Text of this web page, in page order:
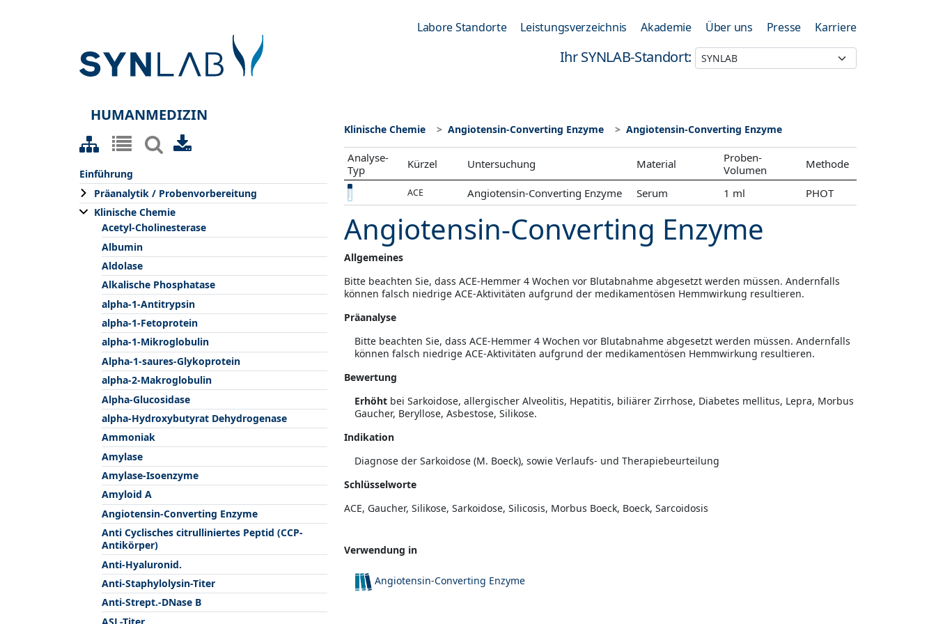
Labore Standorte Leistungsverzeichnis Akademie Über uns Presse Karriere
Ihr SYNLAB-Standort:
HUMANMEDIZIN
Einführung
Präanalytik / Probenvorbereitung
Klinische Chemie
Acetyl-Cholinesterase
Albumin
Aldolase
Alkalische Phosphatase
alpha-1-Antitrypsin
alpha-1-Fetoprotein
alpha-1-Mikroglobulin
Alpha-1-saures-Glykoprotein
alpha-2-Makroglobulin
Alpha-Glucosidase
alpha-Hydroxybutyrat Dehydrogenase
Ammoniak
Amylase
Amylase-Isoenzyme
Amyloid A
Angiotensin-Converting Enzyme
Anti Cyclisches citrulliniertes Peptid (CCP-
Antikörper)
Anti-Hyaluronid.
Anti-Staphylolysin-Titer
Anti-Strept.-DNase B
ASL-Titer
Klinische Chemie Angiotensin-Converting Enzyme Angiotensin-Converting Enzyme
Analyse-
Typ
Kürzel Untersuchung Material
Proben-
Volumen
Methode
ACE Angiotensin-Converting Enzyme Serum 1 ml PHOT
Angiotensin-Converting Enzyme
Allgemeines
Bitte beachten Sie, dass ACE-Hemmer 4 Wochen vor Blutabnahme abgesetzt werden müssen. Andernfalls
können falsch niedrige ACE-Aktivitäten aufgrund der medikamentösen Hemmwirkung resultieren.
Präanalyse
Bitte beachten Sie, dass ACE-Hemmer 4 Wochen vor Blutabnahme abgesetzt werden müssen. Andernfalls
können falsch niedrige ACE-Aktivitäten aufgrund der medikamentösen Hemmwirkung resultieren.
Bewertung
Erhöht bei Sarkoidose, allergischer Alveolitis, Hepatitis, biliärer Zirrhose, Diabetes mellitus, Lepra, Morbus
Gaucher, Beryllose, Asbestose, Silikose.
Indikation
Diagnose der Sarkoidose (M. Boeck), sowie Verlaufs- und Therapiebeurteilung
Schlüsselworte
ACE, Gaucher, Silikose, Sarkoidose, Silicosis, Morbus Boeck, Boeck, Sarcoidosis
Verwendung in
Angiotensin-Converting Enzyme